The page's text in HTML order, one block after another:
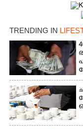
TRENDING IN